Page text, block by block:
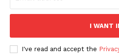
Подписка
I WANT
I've read and accept the